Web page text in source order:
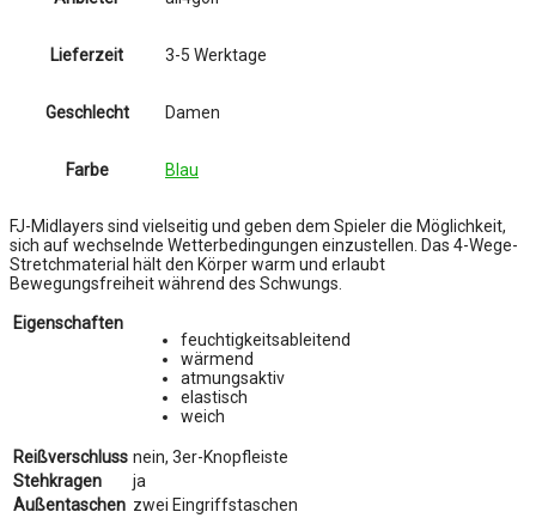
Lieferzeit 3-5 Werktage
Geschlecht Damen
Farbe Blau
FJ-Midlayers sind vielseitig und geben dem Spieler die Möglichkeit,
sich auf wechselnde Wetterbedingungen einzustellen. Das 4-Wege-
Stretchmaterial hält den Körper warm und erlaubt
Bewegungsfreiheit während des Schwungs.
Eigenschaften
feuchtigkeitsableitend
wärmend
atmungsaktiv
elastisch
weich
Reißverschluss nein, 3er-Knopfleiste
Stehkragen
ja
Außentaschen zwei Eingriffstaschen